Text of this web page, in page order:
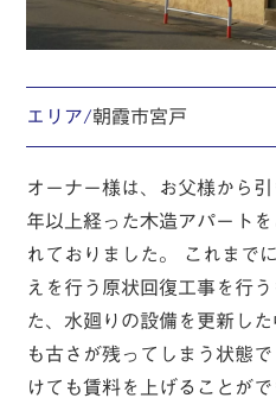
エリア/朝霞市宮戸
オーナー様は、お父様から
年以上経った木造アパート
れておりました。 これまで
えを行う原状回復工事を行
た、水廻りの設備を更新し
も古さが残ってしまう状態
けても賃料を上げることが